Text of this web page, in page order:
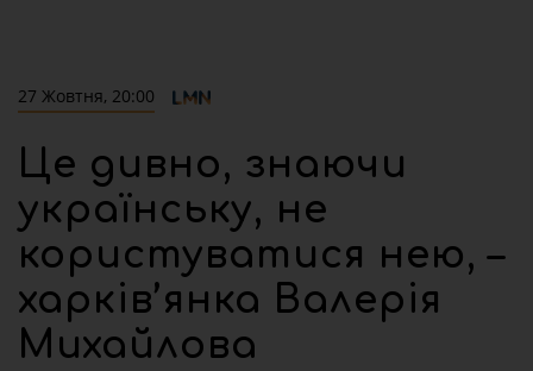
27 Жовтня, 20:00
Це дивно, знаючи
українську, не
користуватися нею, –
харків’янка Валерія
Михайлова